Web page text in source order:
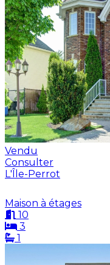
Vendu
Consulter
L'Île-Perrot
Maison à étages
10
3
1